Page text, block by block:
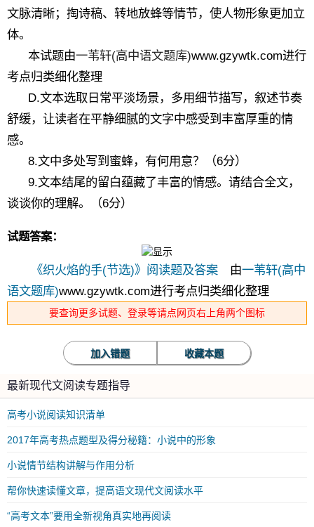
文脉清晰；掏诗稿、转地放蜂等情节，使人物形象更加立
体。
本试题由一苇轩(高中语文题库)www.gzywtk.com进行
考点归类细化整理
D.文本选取日常平淡场景，多用细节描写，叙述节奏
舒缓，让读者在平静细腻的文字中感受到丰富厚重的情
感。
8.文中多处写到蜜蜂，有何用意？（6分）
9.文本结尾的留白蕴藏了丰富的情感。请结合全文，
谈谈你的理解。（6分）
试题答案：
《织火焰的手(节选)》阅读题及答案 由一苇轩(高中
语文题库)www.gzywtk.com进行考点归类细化整理
要查询更多试题、登录等请点网页右上角两个图标
加入错题 收藏本题
最新现代文阅读专题指导
高考小说阅读知识清单
2017年高考热点题型及得分秘籍：小说中的形象
小说情节结构讲解与作用分析
帮你快速读懂文章，提高语文现代文阅读水平
“高考文本”要用全新视角真实地再阅读